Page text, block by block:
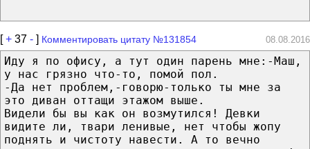
[+ 37 - ] Комментировать цитату №131854 08.08.2016
Иду я по офису, а тут один парень мне:-Маш,
у нас грязно что-то, помой пол.
-Да нет проблем,-говорю-только ты мне за
это диван оттащи этажом выше.
Видели бы вы как он возмутился! Девки
видите ли, твари ленивые, нет чтобы жопу
поднять и чистоту навести. А то вечно